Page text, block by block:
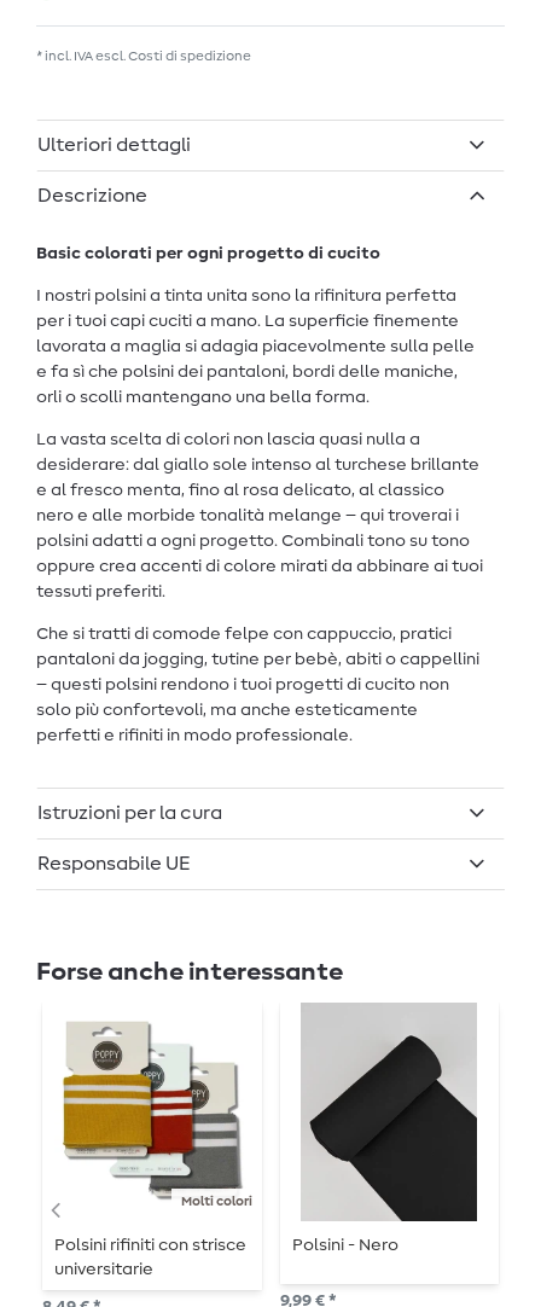
* incl. IVA escl. Costi di spedizione
Ulteriori dettagli
Descrizione
Basic colorati per ogni progetto di cucito
I nostri polsini a tinta unita sono la rifinitura perfetta
per i tuoi capi cuciti a mano. La superficie finemente
lavorata a maglia si adagia piacevolmente sulla pelle
e fa sì che polsini dei pantaloni, bordi delle maniche,
orli o scolli mantengano una bella forma.
La vasta scelta di colori non lascia quasi nulla a
desiderare: dal giallo sole intenso al turchese brillante
e al fresco menta, fino al rosa delicato, al classico
nero e alle morbide tonalità melange – qui troverai i
polsini adatti a ogni progetto. Combinali tono su tono
oppure crea accenti di colore mirati da abbinare ai tuoi
tessuti preferiti.
Che si tratti di comode felpe con cappuccio, pratici
pantaloni da jogging, tutine per bebè, abiti o cappellini
– questi polsini rendono i tuoi progetti di cucito non
solo più confortevoli, ma anche esteticamente
perfetti e rifiniti in modo professionale.
Istruzioni per la cura
Responsabile UE
Forse anche interessante
Molti colori
Polsini rifiniti con strisce
universitarie
Polsini - Nero
9,99 € *